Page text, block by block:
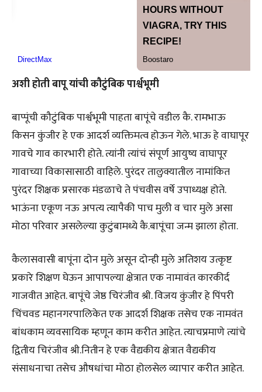
अशी होती बापू यांची कौटुंबिक पार्श्वभूमी
बाप्पूंची कौटुंबिक पार्श्वभूमी पाहता बापूंचे वडील कै. रामभाऊ
किसन कुंजीर हे एक आदर्श व्यक्तिमत्व होऊन गेले. भाऊ हे वाघापूर
गावचे गाव कारभारी होते. त्यांनी त्यांचं संपूर्ण आयुष्य वाघापूर
गावाच्या विकासासाठी वाहिले. पुरंदर तालुक्यातील नामांकित
पुरंदर शिक्षक प्रसारक मंडळाचे ते पंचवीस वर्षे उपाध्यक्ष होते.
भाऊंना एकूण नऊ अपत्य त्यापैकी पाच मुली व चार मुले असा
मोठा परिवार असलेल्या कुटुंबामध्ये कै.बापूंचा जन्म झाला होता.
कैलासवासी बापूंना दोन मुले असून दोन्ही मुले अतिशय उत्कृष्ट
प्रकारे शिक्षण घेऊन आपापल्या क्षेत्रात एक नामावंत कारकीर्द
गाजवीत आहेत. बापूंचे जेष्ठ चिरंजीव श्री. विजय कुंजीर हे पिंपरी
चिंचवड महानगरपालिकेत एक आदर्श शिक्षक तसेच एक नामवंत
बांधकाम व्यवसायिक म्हणून काम करीत आहेत. त्याचप्रमाणे त्यांचे
द्वितीय चिरंजीव श्री.नितीन हे एक वैद्यकीय क्षेत्रात वैद्यकीय
संसाधनाचा तसेच औषधांचा मोठा होलसेल व्यापार करीत आहेत.